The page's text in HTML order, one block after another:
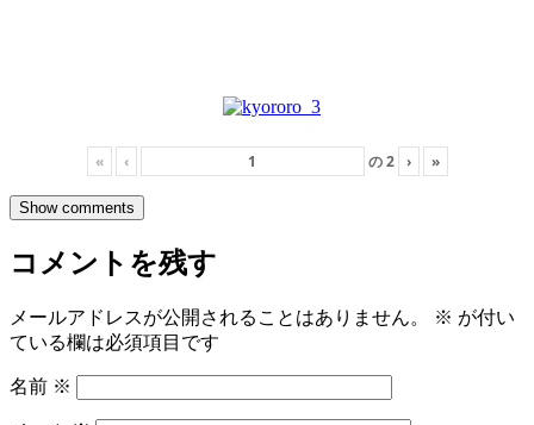
« ‹ の2 › »
Show comments
コメントを残す
メールアドレスが公開されることはありません。 ※ が付い
ている欄は必須項目です
名前 ※